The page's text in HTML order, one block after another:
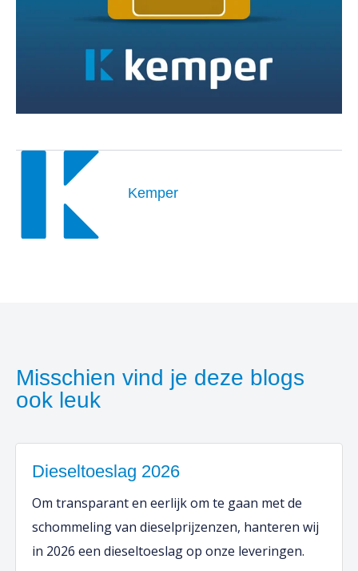
Kemper
Misschien vind je deze blogs
ook leuk
Dieseltoeslag 2026
Om transparant en eerlijk om te gaan met de
schommeling van dieselprijzenzen, hanteren wij
in 2026 een dieseltoeslag op onze leveringen.